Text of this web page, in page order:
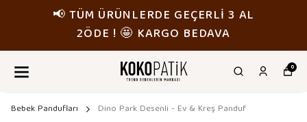
📢 TÜM ÜRÜNLERDE GEÇERLİ 3 AL
2ÖDE ! 🤩 KARGO BEDAVA
0
Bebek Pandufları Dino Park Desenli - Ev & Kreş Panduf